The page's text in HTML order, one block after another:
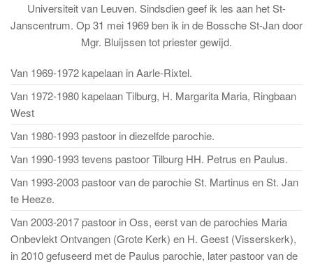
Universiteit van Leuven. Sindsdien geef ik les aan het St-
Janscentrum. Op 31 mei 1969 ben ik in de Bossche St-Jan door
Mgr. Bluijssen tot priester gewijd.
Van 1969-1972 kapelaan in Aarle-Rixtel.
Van 1972-1980 kapelaan Tilburg, H. Margarita Maria, Ringbaan
West
Van 1980-1993 pastoor in diezelfde parochie.
Van 1990-1993 tevens pastoor Tilburg HH. Petrus en Paulus.
Van 1993-2003 pastoor van de parochie St. Martinus en St. Jan
te Heeze.
Van 2003-2017 pastoor in Oss, eerst van de parochies Maria
Onbevlekt Ontvangen (Grote Kerk) en H. Geest (Visserskerk),
in 2010 gefuseerd met de Paulus parochie, later pastoor van de